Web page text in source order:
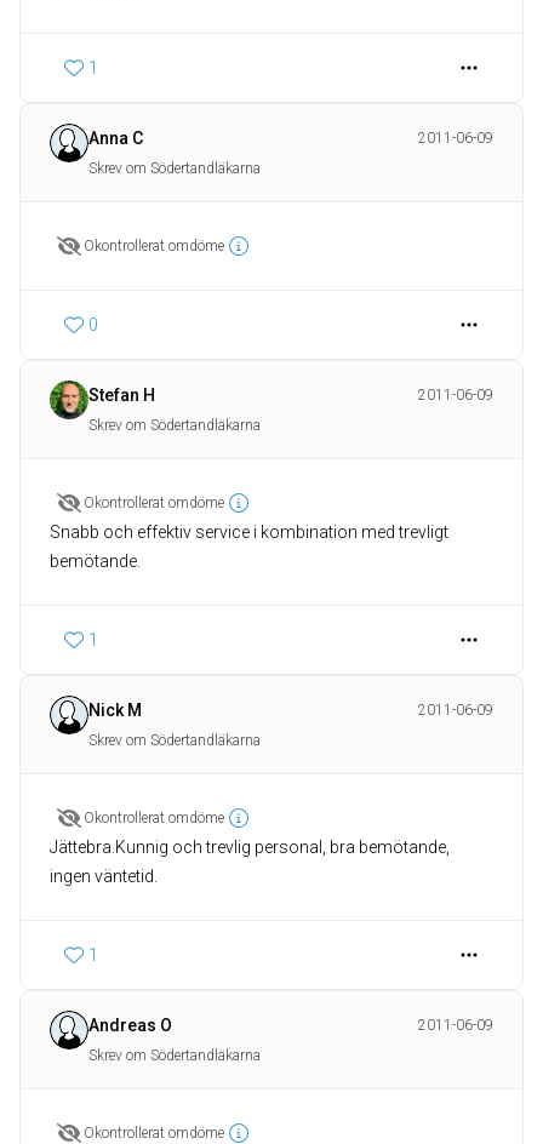
1
Anna C
2011-06-09
Skrev om Södertandläkarna
Okontrollerat omdöme
0
Stefan H
2011-06-09
Skrev om Södertandläkarna
Okontrollerat omdöme
Snabb och effektiv service i kombination med trevligt
bemötande.
1
Nick M
2011-06-09
Skrev om Södertandläkarna
Okontrollerat omdöme
Jättebra.Kunnig och trevlig personal, bra bemötande,
ingen väntetid.
1
Andreas O
2011-06-09
Skrev om Södertandläkarna
Okontrollerat omdöme